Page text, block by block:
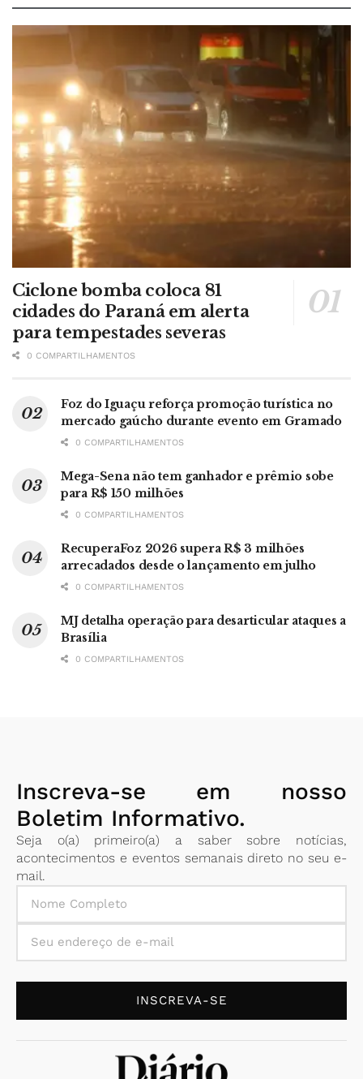
Ciclone bomba coloca 81
cidades do Paraná em alerta
para tempestades severas
0 COMPARTILHAMENTOS
Foz do Iguaçu reforça promoção turística no
mercado gaúcho durante evento em Gramado
0 COMPARTILHAMENTOS
Mega-Sena não tem ganhador e prêmio sobe
para R$ 150 milhões
0 COMPARTILHAMENTOS
RecuperaFoz 2026 supera R$ 3 milhões
arrecadados desde o lançamento em julho
0 COMPARTILHAMENTOS
MJ detalha operação para desarticular ataques a
Brasília
0 COMPARTILHAMENTOS
Inscreva-se em nosso
Boletim Informativo.
Seja o(a) primeiro(a) a saber sobre notícias,
acontecimentos e eventos semanais direto no seu e-
mail.
INSCREVA-SE